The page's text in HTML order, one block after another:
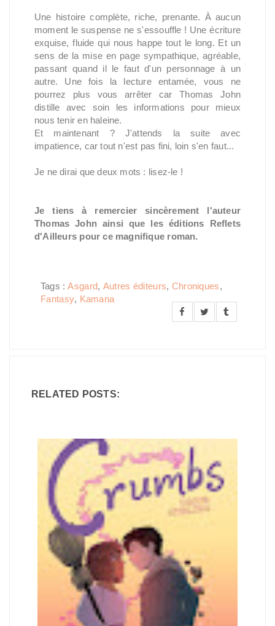
Une histoire complète, riche, prenante. À aucun
moment le suspense ne s'essouffle ! Une écriture
exquise, fluide qui nous happe tout le long. Et un
sens de la mise en page sympathique, agréable,
passant quand il le faut d'un personnage à un
autre. Une fois la lecture entamée, vous ne
pourrez plus vous arrêter car Thomas John
distille avec soin les informations pour mieux
nous tenir en haleine.
Et maintenant ? J'attends la suite avec
impatience, car tout n'est pas fini, loin s'en faut...
Je ne dirai que deux mots : lisez-le !
Je tiens à remercier sincèrement l'auteur
Thomas John ainsi que les éditions Reflets
d'Ailleurs pour ce magnifique roman.
Tags :Asgard, Autres éditeurs, Chroniques,
Fantasy, Kamana
RELATED POSTS: